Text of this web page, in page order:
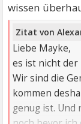
wissen
Zitat von
Liebe Mayke,
es ist nicht
Wir sind die
kommen
genug ist. Und